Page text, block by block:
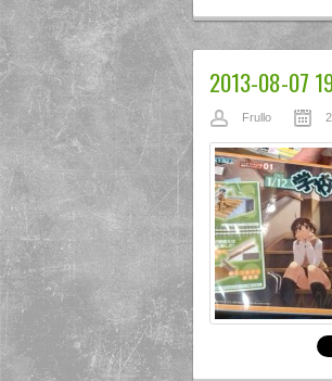
2013-08-07
Frullo